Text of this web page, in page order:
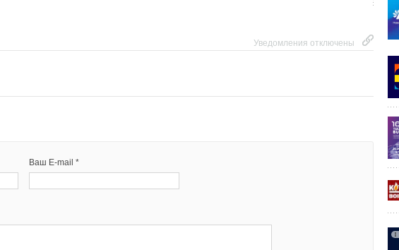
Уведомления отключены
Ваш E-mail *
Ваш E-mail *